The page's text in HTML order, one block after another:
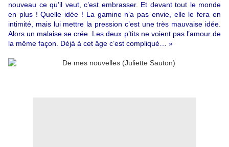
nouveau ce qu’il veut, c’est embrasser. Et devant tout le monde
en plus ! Quelle idée ! La gamine n’a pas envie, elle le fera en
intimité, mais lui mettre la pression c’est une très mauvaise idée.
Alors un malaise se crée. Les deux p’tits ne voient pas l’amour de
la même façon. Déjà à cet âge c’est compliqué…
»